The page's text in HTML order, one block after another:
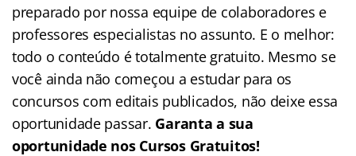
preparado por nossa equipe de colaboradores e
professores especialistas no assunto. E o melhor:
todo o conteúdo é totalmente gratuito. Mesmo se
você ainda não começou a estudar para os
concursos com editais publicados, não deixe essa
oportunidade passar. Garanta a sua
oportunidade nos Cursos Gratuitos!